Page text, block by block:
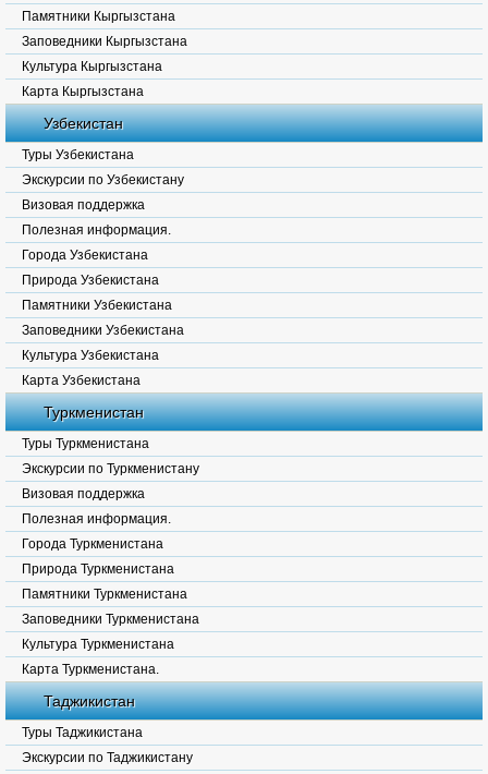
Памятники Кыргызстана
Заповедники Кыргызстана
Культура Кыргызстана
Карта Кыргызстана
Узбекистан
Туры Узбекистана
Экскурсии по Узбекистану
Визовая поддержка
Полезная информация.
Города Узбекистана
Природа Узбекистана
Памятники Узбекистана
Заповедники Узбекистана
Культура Узбекистана
Карта Узбекистана
Туркменистан
Туры Туркменистана
Экскурсии по Туркменистану
Визовая поддержка
Полезная информация.
Города Туркменистана
Природа Туркменистана
Памятники Туркменистана
Заповедники Туркменистана
Культура Туркменистана
Карта Туркменистана.
Таджикистан
Туры Таджикистана
Экскурсии по Таджикистану